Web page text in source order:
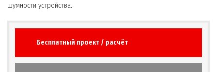
шумности устройства.
Бесплатный проект / расчёт